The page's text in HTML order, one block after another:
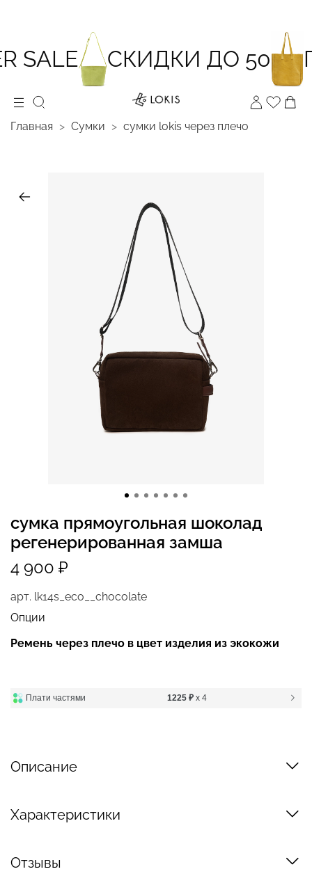
SALE СКИДКИ ДО 50
Главная Сумки cумки lokis через плечо
арт. lk14s_eco__chocolate
сумка прямоугольная шоколад
регенерированная замша
4 900 ₽
Плати частями 1225 ₽ x 4
Опции
Ремень через плечо в цвет изделия из экокожи
Описание
Характеристики
Отзывы